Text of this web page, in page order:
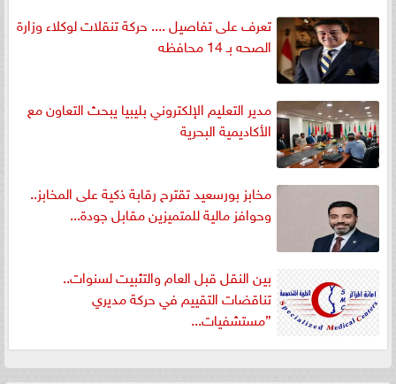
تعرف على تفاصيل .... حركة تنقلات لوكلاء وزارة
الصحه بـ 14 محافظه
مدير التعليم الإلكتروني بليبيا يبحث التعاون مع
الأكاديمية البحرية
مخابز بورسعيد تقترح رقابة ذكية على المخابز..
وحوافز مالية للمتميزين مقابل جودة...
بين النقل قبل العام والتثبيت لسنوات..
تناقضات التقييم في حركة مديري
”مستشفيات...